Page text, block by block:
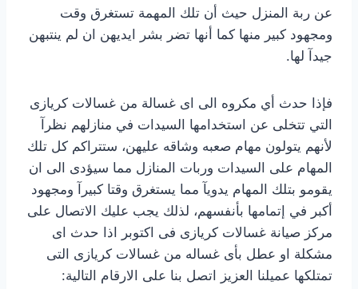
عن ربة المنزل حيث أن تلك المهمة تستغرق وقت
ومجهود كبير منها كما أنها تضر بشر ايديهن ان لم ينتبهن
جيدآ لها.
فإذا حدث أي مكروه الى اى غسالة من غسالات كريازى
التي تتخلى عن استخدامها السيدات في منازلهم نظرآ
لأنهم يتولون مهام صعبه وشاقه عليهن، ستتراكم كل تلك
المهام على السيدات وربات المنازل مما سيؤدى الى ان
يقومو بتلك المهام يدويآ مما يستغرق وقتا كبيرآ ومجهود
أكبر في إتمامها بأنفسهم، لذلك يجب عليك الاتصال على
مركز صيانة غسالات كريازى فى اكتوبر اذا حدث اى
مشكلة او عطل بأى غساله من غسالات كريازى التى
تمتلكها عميلنا العزيز اتصل بنا على الارقام التالية: